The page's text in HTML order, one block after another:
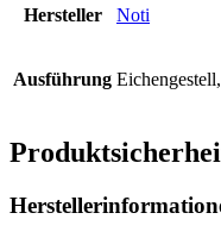
Hersteller Noti
Ausführung